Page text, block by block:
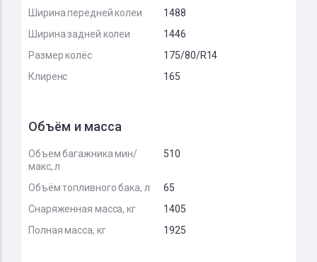
Ширина передней колеи
1488
Ширина задней колеи
1446
Размер колёс
175/80/R14
Клиренс
165
Объём и масса
Объем багажника мин/
макс, л
510
Объём топливного бака, л
65
Снаряженная масса, кг
1405
Полная масса, кг
1925